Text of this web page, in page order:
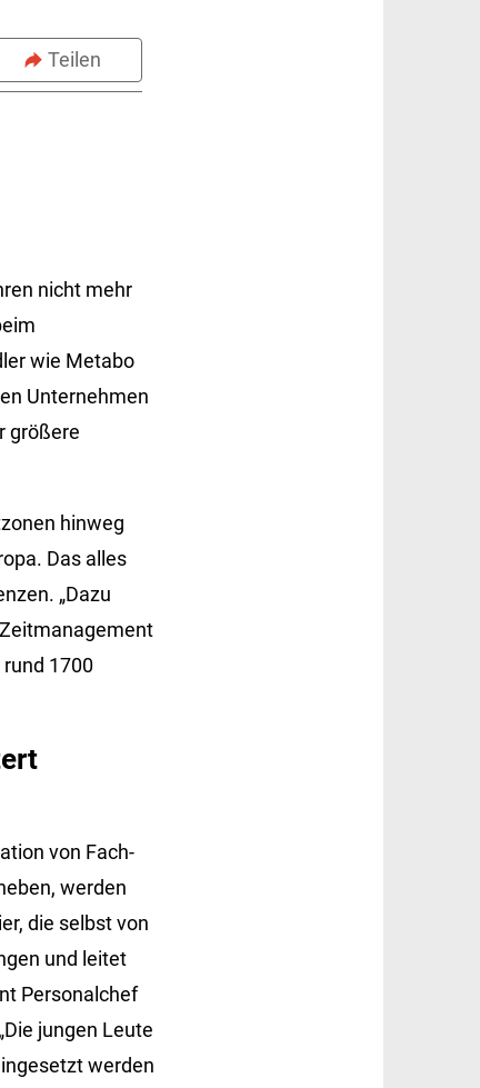
Teilen
nicht mehr
wie Metabo
Unternehmen
größere
hinweg
Das alles
„Dazu
rund 1700
von Fach-
werden
die selbst von
und leitet
Personalchef
jungen Leute
werden